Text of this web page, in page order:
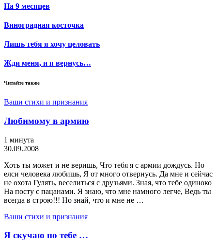
На 9 месяцев
Виноградная косточка
Лишь тебя я хочу целовать
Жди меня, и я вернусь…
Читайте также
Ваши стихи и признания
Любимому в армию
1 минута
30.09.2008
Хоть ты может и не веришь, Что тебя я с армии дождусь. Но
елси человека любишь, Я от много отвернусь. Да мне и сейчас
не охота Гулять, веселиться с друзьями. Зная, что тебе одиноко
На посту с пацанами. Я знаю, что мне намного легче, Ведь ты
всегда в строю!!! Но знай, что и мне не …
Ваши стихи и признания
Я скучаю по тебе …